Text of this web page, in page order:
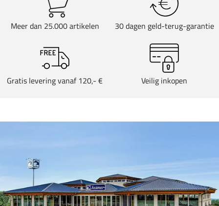
Meer dan 25.000 artikelen 30 dagen geld-terug-garantie
Gratis levering vanaf 120,- € Veilig inkopen